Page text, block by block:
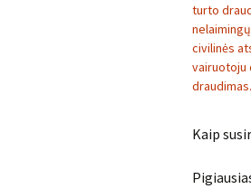
turto
civilinės
vairuotoju
Kaip